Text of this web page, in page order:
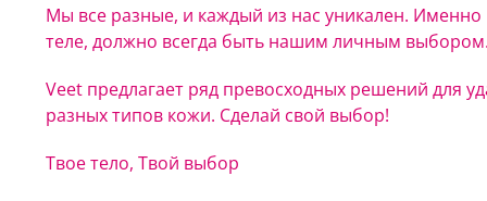
Мы все разные, и каждый из нас уникален.
теле, должно всегда быть нашим личным
Veet предлагает ряд превосходных решений для
разных типов кожи. Сделай свой выбор!
Твое тело, Твой выбор